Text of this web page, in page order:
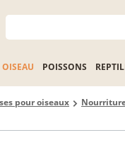
OISEAU POISSONS
pour oiseaux